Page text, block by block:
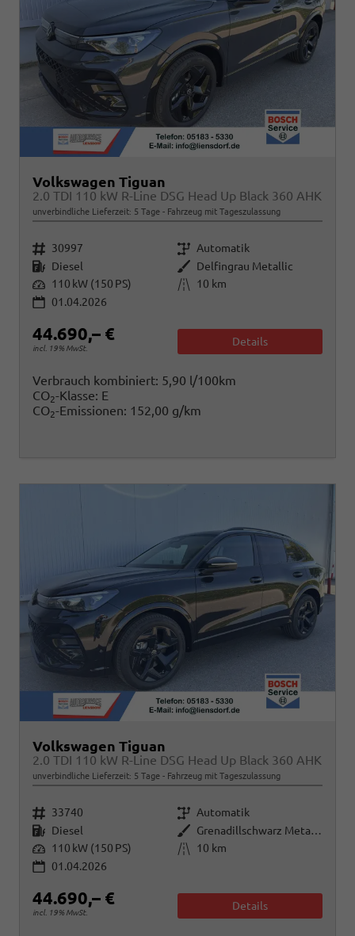
Volkswagen Tiguan
2.0 TDI 110 kW R-Line DSG Head Up Black 360 AHK
unverbindliche Lieferzeit: 5 Tage Fahrzeug mit Tageszulassung
Fahrzeugnr. 30997 Getriebe Automatik
Kraftstoff Diesel Außenfarbe Delfingrau Metallic
Leistung 110 kW (150 PS) Kilometerstand
10 km
01.04.2026
44.690,– €
incl. 19% MwSt.
Details
Verbrauch kombiniert: 5,90 l/100km
CO2-Klasse: E
CO2-Emissionen: 152,00 g/km
Volkswagen Tiguan
2.0 TDI 110 kW R-Line DSG Head Up Black 360 AHK
unverbindliche Lieferzeit: 5 Tage Fahrzeug mit Tageszulassung
Fahrzeugnr. 33740 Getriebe Automatik
Kraftstoff Diesel Außenfarbe
Grenadillschwarz Metallic
Leistung 110 kW (150 PS) Kilometerstand
10 km
01.04.2026
44.690,– €
incl. 19% MwSt.
Details